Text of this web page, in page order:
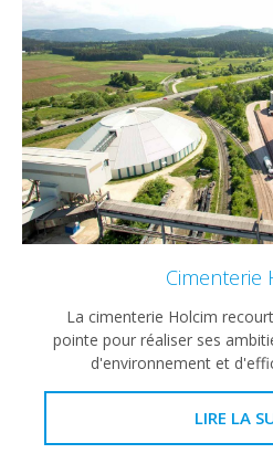
Cimenterie
La cimenterie Holcim
pointe pour réaliser ses
d'environnement et
LIRE LA